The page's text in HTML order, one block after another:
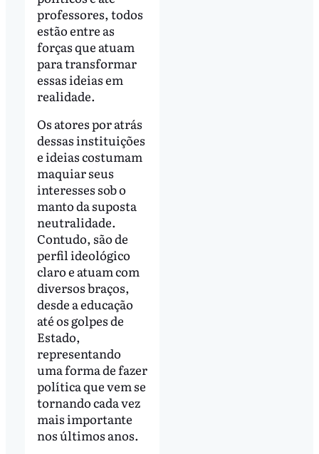
professores, todos
estão entre as
forças que atuam
para transformar
essas ideias em
realidade.
Os atores por atrás
dessas instituições
e ideias costumam
maquiar seus
interesses sob o
manto da suposta
neutralidade.
Contudo, são de
perfil ideológico
claro e atuam com
diversos braços,
desde a educação
até os golpes de
Estado,
representando
uma forma de fazer
política que vem se
tornando cada vez
mais importante
nos últimos anos.